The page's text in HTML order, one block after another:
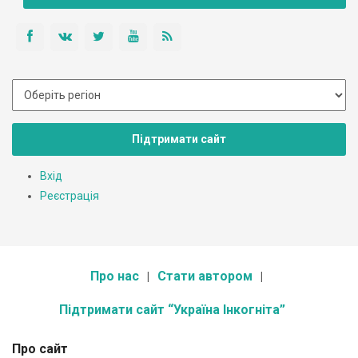
Підтримати сайт
Вхід
Реєстрація
Про нас Стати автором
Підтримати сайт “Україна Інкогніта”
Про сайт